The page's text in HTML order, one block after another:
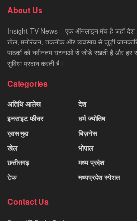
About Us
Insight TV News – एक ऑनलाइन मंच है जहाँ देश-
खेल, मनोरंजन, तकनीक और व्यवसाय से जुड़ी
पाठकों को नवीनतम घटनाओं से जोड़े रखती है और हर
सुविधा प्रदान करती है।
Categories
अतिथि आलेख
इनसाइट फीचर
ख़ास मुद्दा
खेल
छत्तीसगढ़
टेक
देश
धर्म ज्योतिष
बिज़नेस
भोपाल
मध्य प्रदेश
मध्यप्रदेश स्पेशल
Contact Us